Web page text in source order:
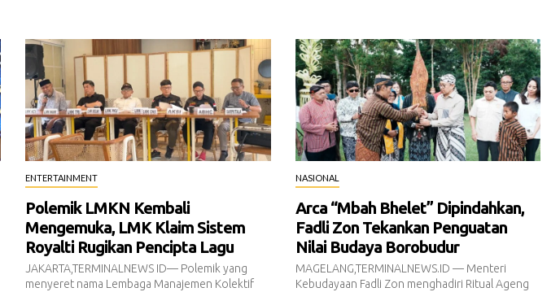
ENTERTAINMENT
Polemik LMKN Kembali
Mengemuka, LMK Klaim Sistem
Royalti Rugikan Pencipta Lagu
JAKARTA,TERMINALNEWS ID— Polemik yang
menyeret nama Lembaga Manajemen Kolektif
NASIONAL
Arca “Mbah Bhelet” Dipindahkan,
Fadli Zon Tekankan Penguatan
Nilai Budaya Borobudur
MAGELANG,TERMINALNEWS.ID — Menteri
Kebudayaan Fadli Zon menghadiri Ritual Ageng